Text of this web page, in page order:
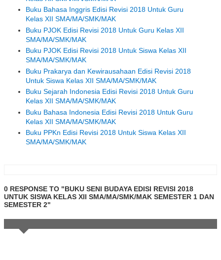
Buku Bahasa Inggris Edisi Revisi 2018 Untuk Guru
Kelas XII SMA/MA/SMK/MAK
Buku PJOK Edisi Revisi 2018 Untuk Guru Kelas XII
SMA/MA/SMK/MAK
Buku PJOK Edisi Revisi 2018 Untuk Siswa Kelas XII
SMA/MA/SMK/MAK
Buku Prakarya dan Kewirausahaan Edisi Revisi 2018
Untuk Siswa Kelas XII SMA/MA/SMK/MAK
Buku Sejarah Indonesia Edisi Revisi 2018 Untuk Guru
Kelas XII SMA/MA/SMK/MAK
Buku Bahasa Indonesia Edisi Revisi 2018 Untuk Guru
Kelas XII SMA/MA/SMK/MAK
Buku PPKn Edisi Revisi 2018 Untuk Siswa Kelas XII
SMA/MA/SMK/MAK
0 RESPONSE TO "BUKU SENI BUDAYA EDISI REVISI 2018
UNTUK SISWA KELAS XII SMA/MA/SMK/MAK SEMESTER 1 DAN
SEMESTER 2"